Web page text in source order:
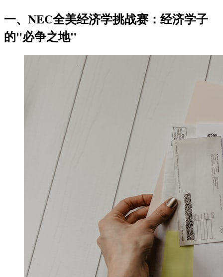
一、NEC全美经济学挑战赛：经济学子
的"必争之地"